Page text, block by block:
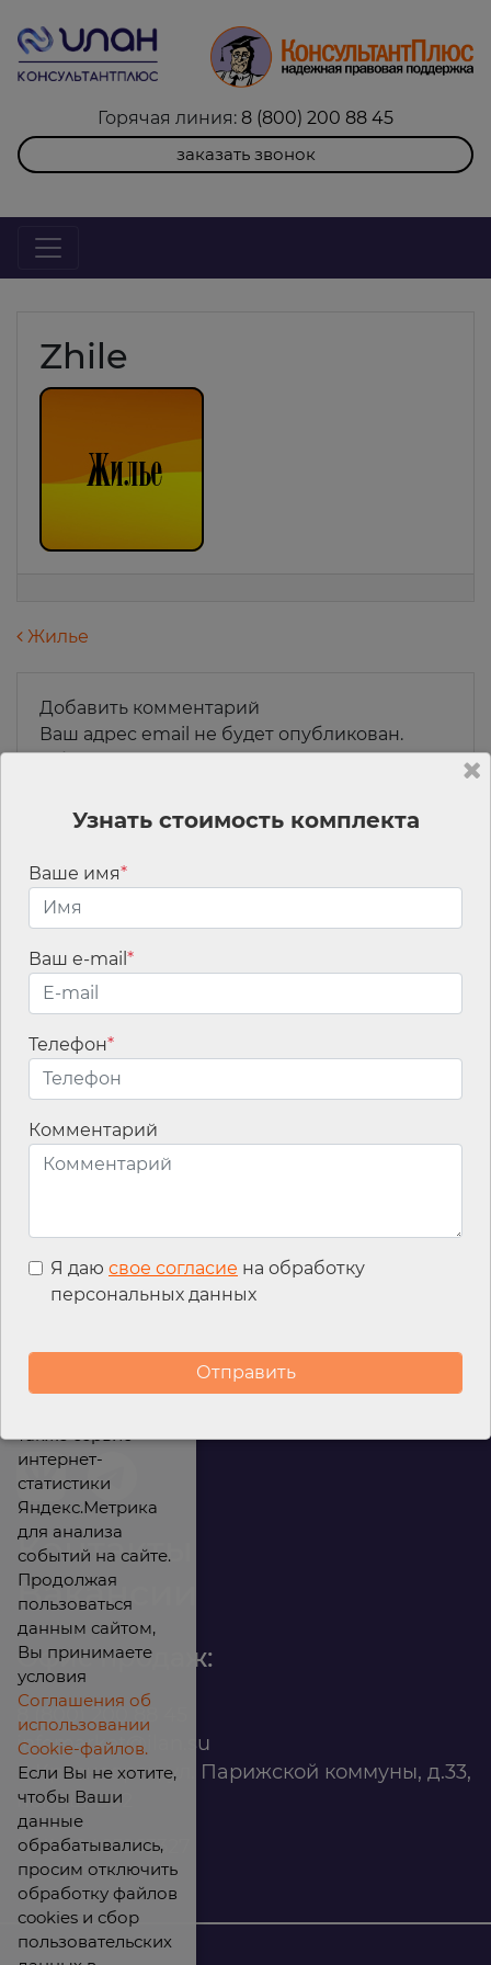
Горячая линия: 8 (800) 200 88 45
заказать звонок
Zhile
Навигация по записям
Жилье
Добавить комментарий
Ваш адрес email не будет опубликован.
Обязательные поля помечены*
Имя*
Email*
Контакты
Вакансии
Офис продаж:
infomarket@ilan.su
г. Красноярск, ул. Парижской коммуны, д.33,
помещ. 302
ИНН: 2465263327
Узнать стоимость комплекта
Ваше имя*
Ваш e-mail *
Телефон*
Комментарий
Я даю свое согласие на обработку
персональных данных
файлы cookies для
улучшения
также сервис
интернет-
статистики
Яндекс.Метрика
для анализа
событий на сайте.
Продолжая
пользоваться
данным сайтом,
Вы принимаете
условия
Соглашения об
использовании
Cookie-файлов.
Если Вы не хотите,
чтобы Ваши
данные
обрабатывались,
просим отключить
обработку файлов
cookies и сбор
пользовательских